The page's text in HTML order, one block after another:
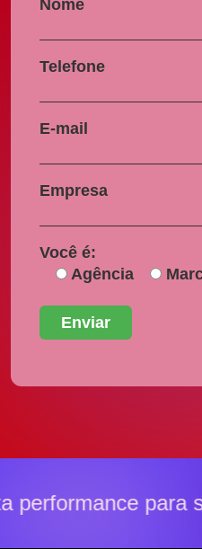
Nome
Telefone
E-mail
Empresa
Você é:
Agência
para